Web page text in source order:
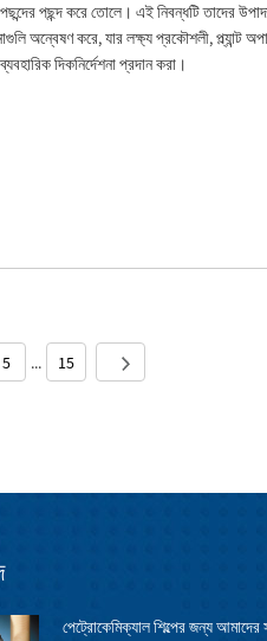
পছন্দের পছন্দ করে তোলে। এই নিবন্ধটি তাদের
অন্বেষণ করে, যার লক্ষ্য প্রকৌশলী, প্ল্যান্ট
দিকনির্দেশনা প্রদান করা।
5 ... 15
পেট্রোকেমিক্যাল শিল্পের জন্য আমাদের